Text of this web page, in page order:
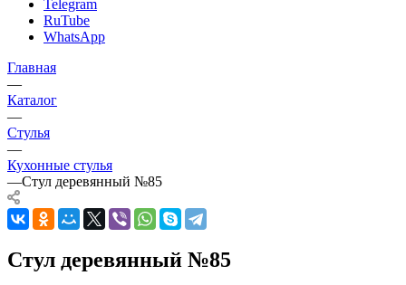
Telegram
RuTube
WhatsApp
Главная
—
Каталог
—
Стулья
—
Кухонные стулья
—Стул деревянный №85
Стул деревянный №85